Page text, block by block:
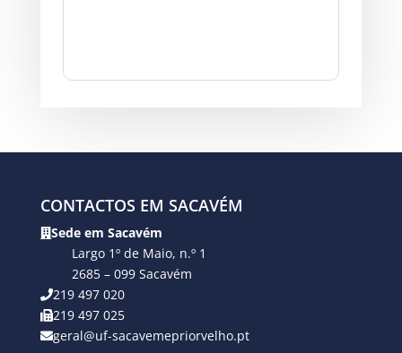
CONTACTOS EM SACAVÉM
Sede em Sacavém
Largo 1º de Maio, n.º 1
2685 – 099 Sacavém
219 497 020
219 497 025
geral@uf-sacavemepriorvelho.pt